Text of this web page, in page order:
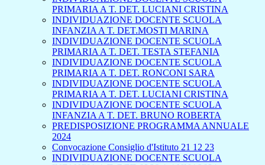
PRIMARIA A T. DET. LUCIANI CRISTINA
INDIVIDUAZIONE DOCENTE SCUOLA
INFANZIA A T. DET.MOSTI MARINA
INDIVIDUAZIONE DOCENTE SCUOLA
PRIMARIA A T. DET. TESTA STEFANIA
INDIVIDUAZIONE DOCENTE SCUOLA
PRIMARIA A T. DET. RONCONI SARA
INDIVIDUAZIONE DOCENTE SCUOLA
PRIMARIA A T. DET. LUCIANI CRISTINA
INDIVIDUAZIONE DOCENTE SCUOLA
INFANZIA A T. DET. BRUNO ROBERTA
PREDISPOSIZIONE PROGRAMMA ANNUALE
2024
Convocazione Consiglio d'Istituto 21 12 23
INDIVIDUAZIONE DOCENTE SCUOLA